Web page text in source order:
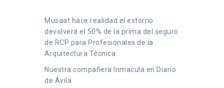
Musaat hace realidad el extorno:
devolverá el 50% de la prima del seguro
de RCP para Profesionales de la
Arquitectura Técnica
Nuestra compañera Inmacula en Diario
de Ávila